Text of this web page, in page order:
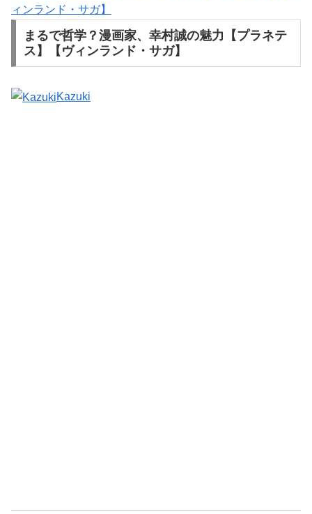
まるで哲学？漫画家、幸村誠の魅力【プラネテ
ス】【ヴィンランド・サガ】
Kazuki